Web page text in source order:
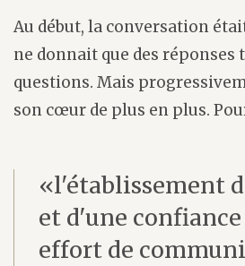
Au début, la conversation
ne donnait que des réponses
questions. Mais
son cœur de plus en plus.
«l'établissement
et d'une
effort de